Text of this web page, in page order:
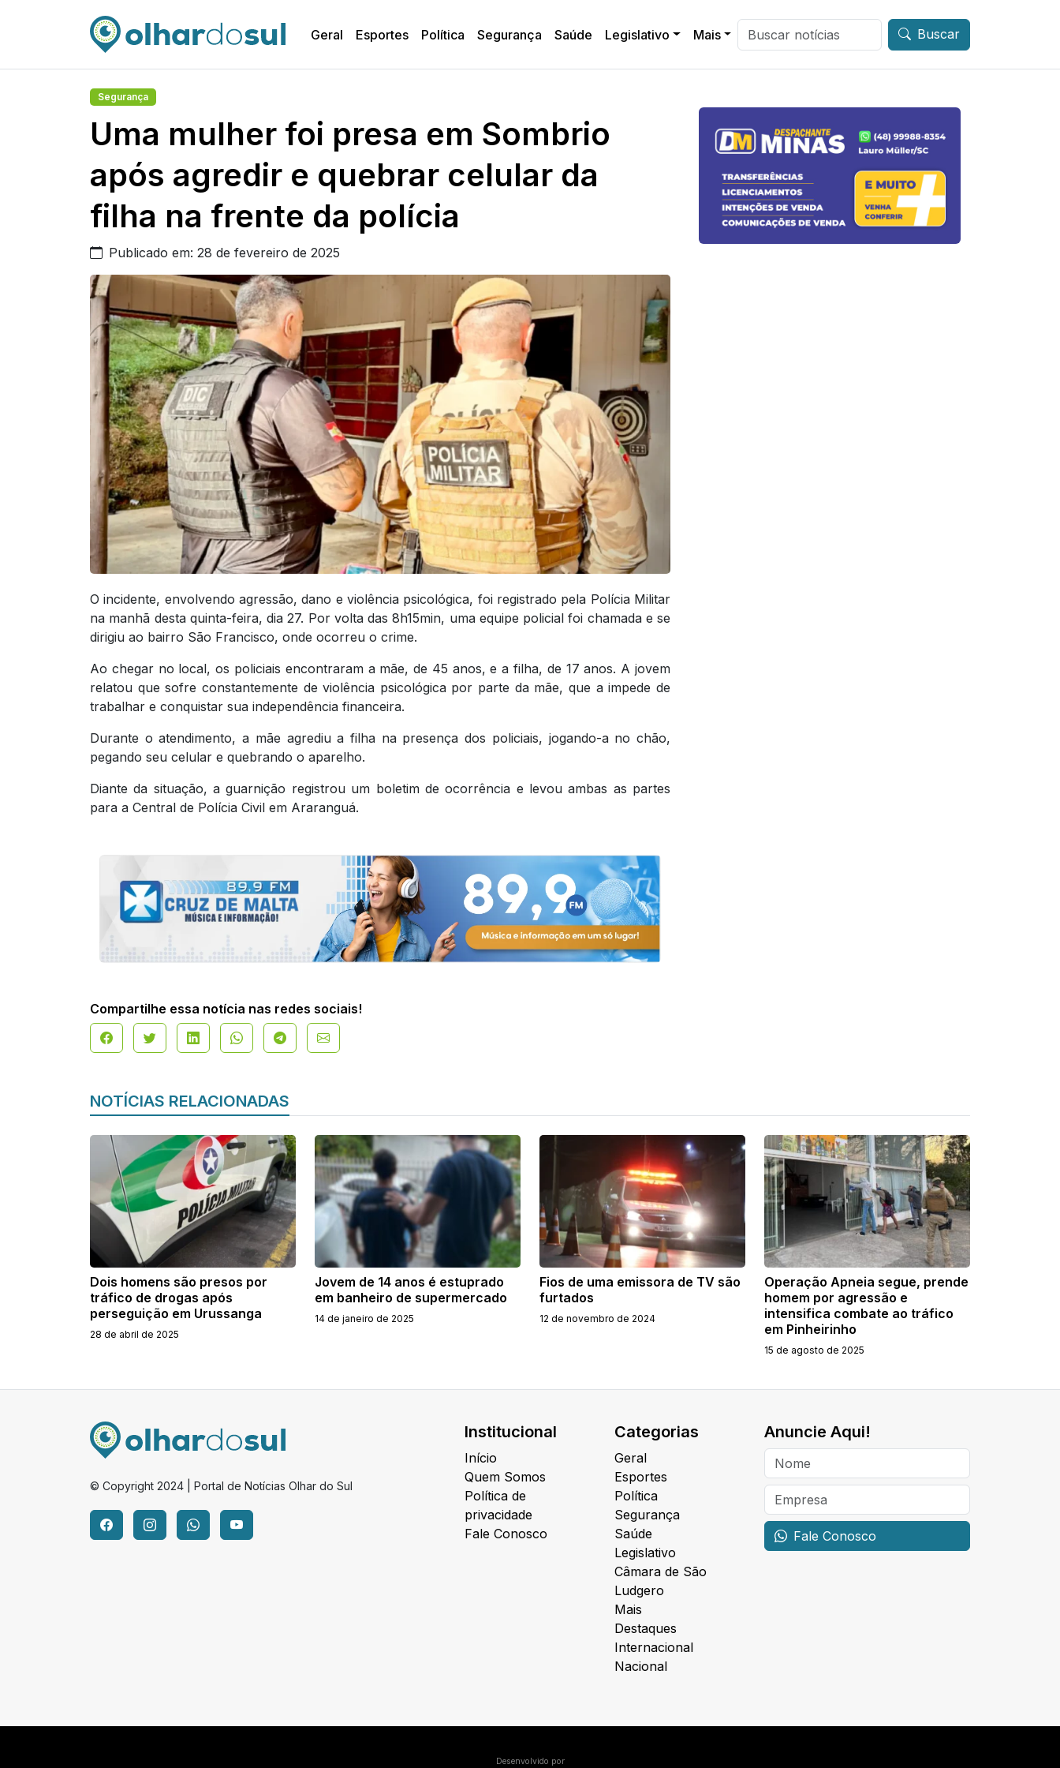
Geral Esportes Política Segurança Saúde Legislativo Mais Buscar
Segurança
Uma mulher foi presa em Sombrio
após agredir e quebrar celular da
filha na frente da polícia
Publicado em: 28 de fevereiro de 2025
O incidente, envolvendo agressão, dano e violência psicológica, foi registrado pela Polícia Militar
na manhã desta quinta-feira, dia 27. Por volta das 8h15min, uma equipe policial foi chamada e se
dirigiu ao bairro São Francisco, onde ocorreu o crime.
Ao chegar no local, os policiais encontraram a mãe, de 45 anos, e a filha, de 17 anos. A jovem
relatou que sofre constantemente de violência psicológica por parte da mãe, que a impede de
trabalhar e conquistar sua independência financeira.
Durante o atendimento, a mãe agrediu a filha na presença dos policiais, jogando-a no chão,
pegando seu celular e quebrando o aparelho.
Diante da situação, a guarnição registrou um boletim de ocorrência e levou ambas as partes
para a Central de Polícia Civil em Araranguá.
Compartilhe essa notícia nas redes sociais!
NOTÍCIAS RELACIONADAS
Dois homens são presos por
tráfico de drogas após
perseguição em Urussanga
28 de abril de 2025
Jovem de 14 anos é estuprado
em banheiro de supermercado
14 de janeiro de 2025
Fios de uma emissora de TV são
furtados
12 de novembro de 2024
Operação Apneia segue, prende
homem por agressão e
intensifica combate ao tráfico
em Pinheirinho
15 de agosto de 2025
© Copyright 2024 | Portal de Notícias Olhar do Sul
Institucional
Início
Quem Somos
Política de
privacidade
Fale Conosco
Categorias
Geral
Esportes
Política
Segurança
Saúde
Legislativo
Câmara de São
Ludgero
Mais
Destaques
Internacional
Nacional
Anuncie Aqui!
Fale Conosco
Desenvolvido por